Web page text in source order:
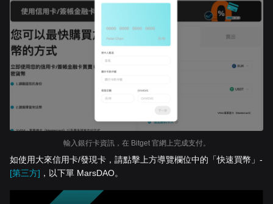
輸入銀行卡資訊，在 Bitget 官網上完成支付。
如使用大來信用卡/發現卡，請點擊上方導覽欄位中的「快速買幣」-
[第三方] ，以下單 MarsDAO。